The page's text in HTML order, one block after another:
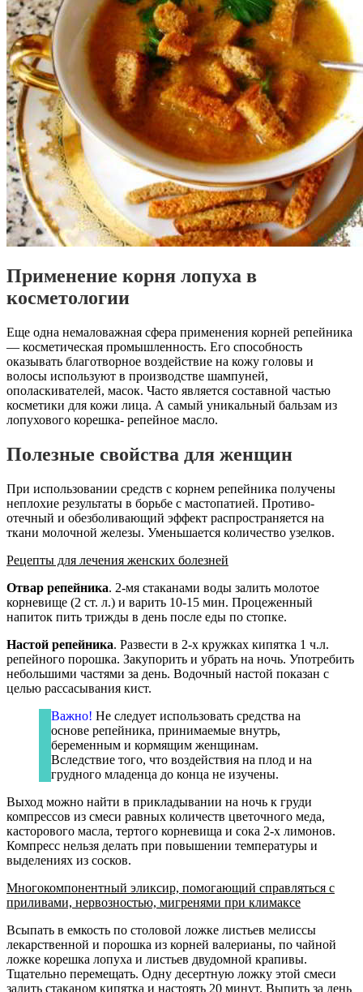
Применение корня лопуха в
косметологии
Еще одна немаловажная сфера применения корней репейника
— косметическая промышленность. Его способность
оказывать благотворное воздействие на кожу головы и
волосы используют в производстве шампуней,
ополаскивателей, масок. Часто является составной частью
косметики для кожи лица. А самый уникальный бальзам из
лопухового корешка- репейное масло.
Полезные свойства для женщин
При использовании средств с корнем репейника получены
неплохие результаты в борьбе с мастопатией. Противо-
отечный и обезболивающий эффект распространяется на
ткани молочной железы. Уменьшается количество узелков.
Рецепты для лечения женских болезней
Отвар репейника. 2-мя стаканами воды залить молотое
корневище (2 ст. л.) и варить 10-15 мин. Процеженный
напиток пить трижды в день после еды по стопке.
Настой репейника. Развести в 2-х кружках кипятка 1 ч.л.
репейного порошка. Закупорить и убрать на ночь. Употребить
небольшими частями за день. Водочный настой показан с
целью рассасывания кист.
Важно! Не следует использовать средства на
основе репейника, принимаемые внутрь,
беременным и кормящим женщинам.
Вследствие того, что воздействия на плод и на
грудного младенца до конца не изучены.
Выход можно найти в прикладывании на ночь к груди
компрессов из смеси равных количеств цветочного меда,
касторового масла, тертого корневища и сока 2-х лимонов.
Компресс нельзя делать при повышении температуры и
выделениях из сосков.
Многокомпонентный эликсир, помогающий справляться с
приливами, нервозностью, мигренями при климаксе
Всыпать в емкость по столовой ложке листьев мелиссы
лекарственной и порошка из корней валерианы, по чайной
ложке корешка лопуха и листьев двудомной крапивы.
Тщательно перемещать. Одну десертную ложку этой смеси
залить стаканом кипятка и настоять 20 минут. Выпить за день